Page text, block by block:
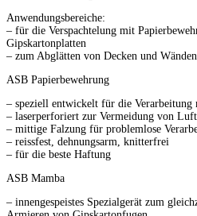
Anwendungsbereiche:
– für die Verspachtelung mit
Gipskartonplatten
– zum Abglätten von Decken und
ASB Papierbewehrung
– speziell entwickelt für die Verarbeitung
– laserperforiert zur Vermeidung von
– mittige Falzung für problemlose
– reissfest, dehnungsarm, knitterfrei
– für die beste Haftung
ASB Mamba
– innengespeistes Spezialgerät zum